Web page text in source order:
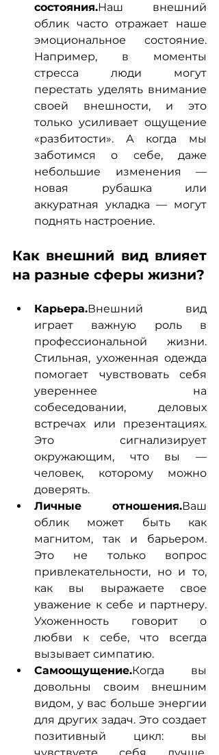
состояния.Наш внешний
облик часто отражает наше
эмоциональное состояние.
Например, в моменты
стресса люди могут
перестать уделять внимание
своей внешности, и это
только усиливает ощущение
«разбитости». А когда мы
заботимся о себе, даже
небольшие изменения —
новая рубашка или
аккуратная укладка — могут
поднять настроение.
Как внешний вид влияет
на разные сферы жизни?
Карьера.Внешний вид
играет важную роль в
профессиональной жизни.
Стильная, ухоженная одежда
помогает чувствовать себя
увереннее на
собеседовании, деловых
встречах или презентациях.
Это сигнализирует
окружающим, что вы —
человек, которому можно
доверять.
Личные отношения.Ваш
облик может быть как
магнитом, так и барьером.
Это не только вопрос
привлекательности, но и то,
как вы выражаете свое
уважение к себе и партнеру.
Ухоженность говорит о
любви к себе, что всегда
вызывает симпатию.
Самоощущение.Когда вы
довольны своим внешним
видом, у вас больше энергии
для других задач. Это создает
позитивный цикл: вы